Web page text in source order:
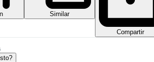
Similar
Compartir